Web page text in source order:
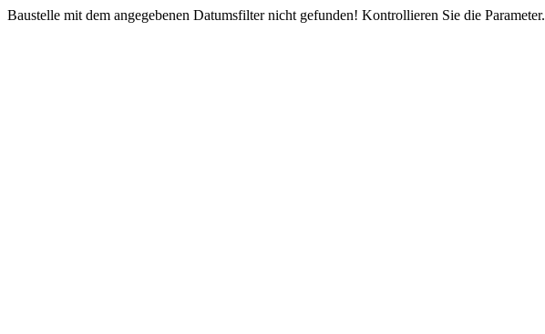
Baustelle mit dem angegebenen Datumsfilter nicht gefunden! Kontrollieren Sie die Parameter.